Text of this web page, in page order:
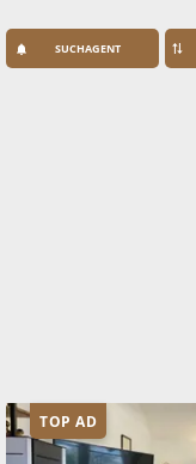
SUCHAGENT
TOP AD